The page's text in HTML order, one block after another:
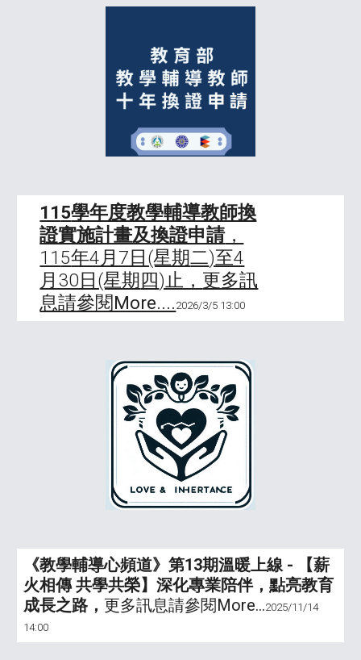
115學年度教學輔導教師換
證實施計畫及換證申請，
11 5年4月7日(星期二)至4
月30日(星期 四)止， 更多訊
息請參閱More.... 2026/3/5 1 3:00
《教學輔導心頻道》第13期溫暖上線 -
【薪
火相傳 共學共榮】深化專業陪伴，點亮教育
成長之路， 更多訊息請參閱More...2025/11/14
14:00